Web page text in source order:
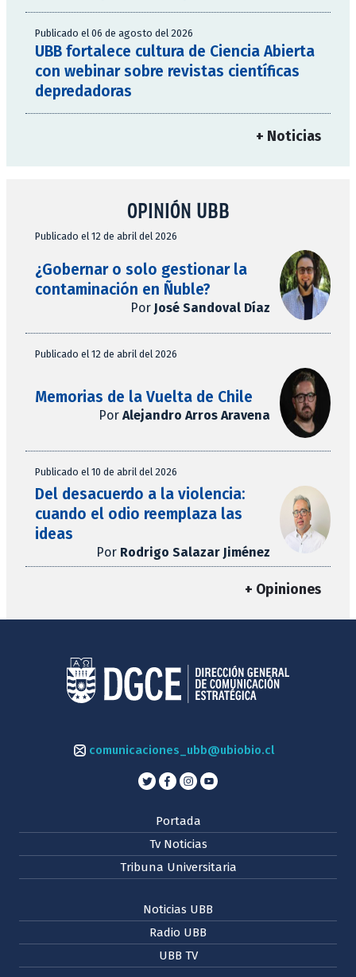
Publicado el 06 de agosto del 2026
UBB fortalece cultura de Ciencia Abierta
con webinar sobre revistas científicas
depredadoras
+ Noticias
OPINIÓN UBB
Publicado el 12 de abril del 2026
¿Gobernar o solo gestionar la
contaminación en Ñuble?
Por José Sandoval Díaz
Publicado el 12 de abril del 2026
Memorias de la Vuelta de Chile
Por Alejandro Arros Aravena
Publicado el 10 de abril del 2026
Del desacuerdo a la violencia:
cuando el odio reemplaza las
ideas
Por Rodrigo Salazar Jiménez
+ Opiniones
comunicaciones_ubb@ubiobio.cl
Portada
Tv Noticias
Tribuna Universitaria
Noticias UBB
Radio UBB
UBB TV